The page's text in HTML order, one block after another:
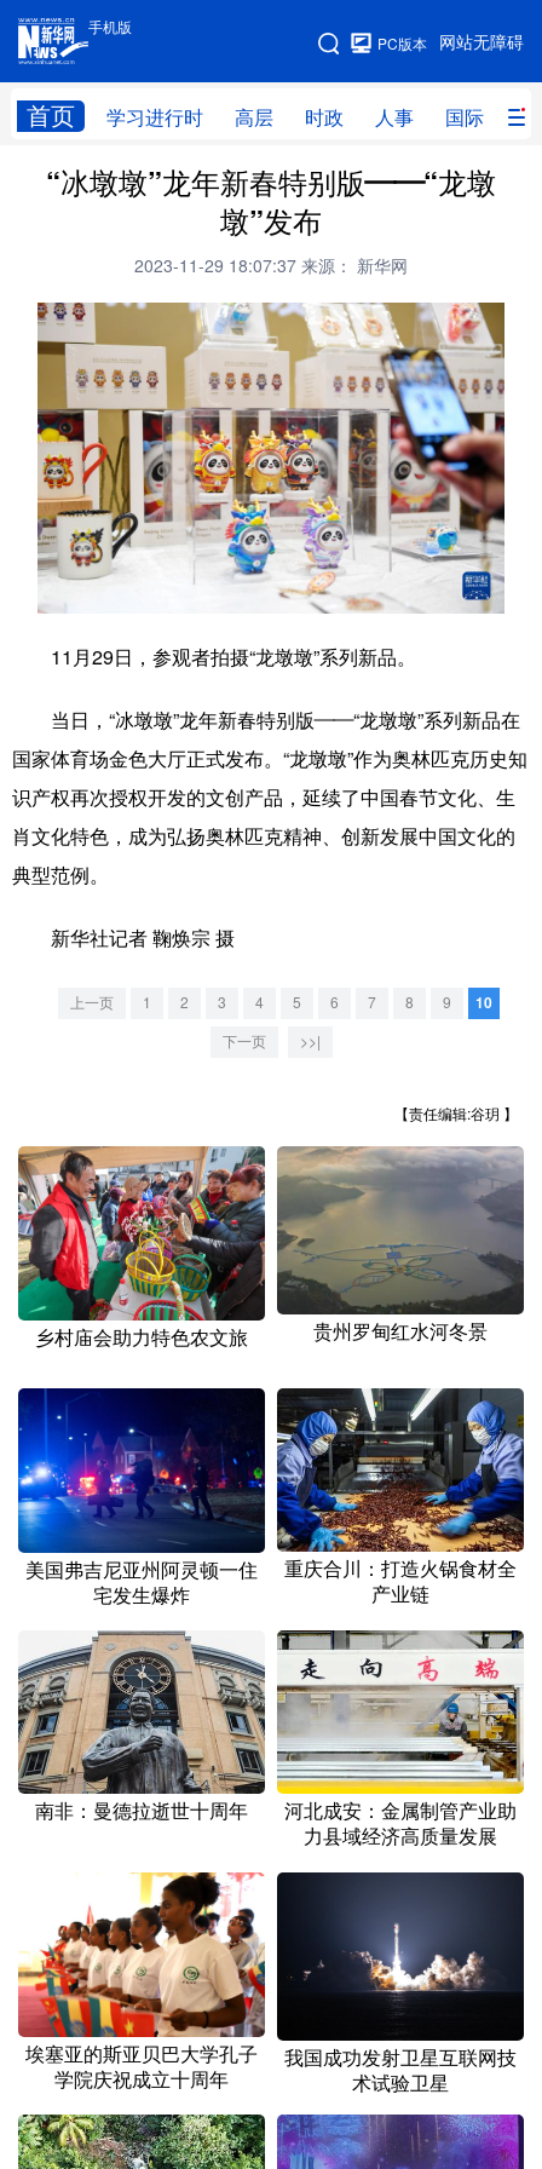
手机版
网站无障碍
PC版本
首页 学习进行时 高层 时政 人事 国际 财
手机版
网站地图
学习进行时 高层 时政 人事
财经
科创 量子 体育
文化 书画 健康 军事
访谈 视频 图片 政务
法律 中央文件 金融 汽车
食品 人居 信息化 数字经济
乡村振兴 银龄 溯源中国
文化产业
地方频道
北京 天津
江苏
安徽 福建
四川 贵州 云南
陕西 甘肃
新疆 内蒙古 黑龙江
多语种频道
English Español Français عربى
Русский язык 日本語 한국어
Português
“冰墩墩”龙年新春特别版——“龙墩
墩”发布
2023-11-29 18:07:37 来源： 新华网
11月29日，参观者拍摄“龙墩墩”系列新品。
当日，“冰墩墩”龙年新春特别版——“龙墩墩”系列新品在
国家体育场金色大厅正式发布。“龙墩墩”作为奥林匹克历史知
识产权再次授权开发的文创产品，延续了中国春节文化、生
肖文化特色，成为弘扬奥林匹克精神、创新发展中国文化的
典型范例。
新华社记者 鞠焕宗 摄
上一页 1 2 3 4 5 6 7 8 9 10
下一页 >>|
【责任编辑:谷玥 】
乡村庙会助力特色农文旅 贵州罗甸红水河冬景
美国弗吉尼亚州阿灵顿一住
宅发生爆炸
重庆合川：打造火锅食材全
产业链
南非：曼德拉逝世十周年
河北成安：金属制管产业助
力县域经济高质量发展
埃塞亚的斯亚贝巴大学孔子
学院庆祝成立十周年
我国成功发射卫星互联网技
术试验卫星